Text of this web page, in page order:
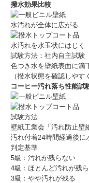
撥水効果比較
水汚れが全体に広がる
水汚れを水玉状にはじく
試験方法：社内自主試験
色つき水を壁紙表面に滴
（撥水状態を確認しやす
コーヒー汚れ落ち性能試
試験方法
壁紙工業会「汚れ防止壁
汚れ付着24時間経過後に
判定基準
5級：汚れが残らない
4級：ほとんど汚れが残
3級：やや汚れが残る